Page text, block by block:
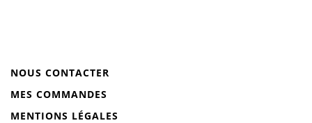
NOUS CONTACTER
MES COMMANDES
MENTIONS LÉGALES